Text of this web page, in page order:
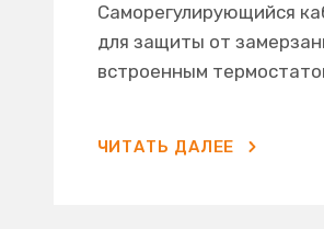
Саморегулирующийся
для защиты от
встроенным
ЧИТАТЬ ДАЛЕЕ